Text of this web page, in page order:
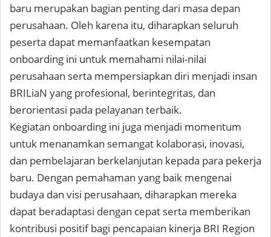
baru merupakan bagian penting dari masa depan
perusahaan. Oleh karena itu, diharapkan seluruh
peserta dapat memanfaatkan kesempatan
onboarding ini untuk memahami nilai-nilai
perusahaan serta mempersiapkan diri menjadi insan
BRILiaN yang profesional, berintegritas, dan
berorientasi pada pelayanan terbaik.
Kegiatan onboarding ini juga menjadi momentum
untuk menanamkan semangat kolaborasi, inovasi,
dan pembelajaran berkelanjutan kepada para pekerja
baru. Dengan pemahaman yang baik mengenai
budaya dan visi perusahaan, diharapkan mereka
dapat beradaptasi dengan cepat serta memberikan
kontribusi positif bagi pencapaian kinerja BRI Region